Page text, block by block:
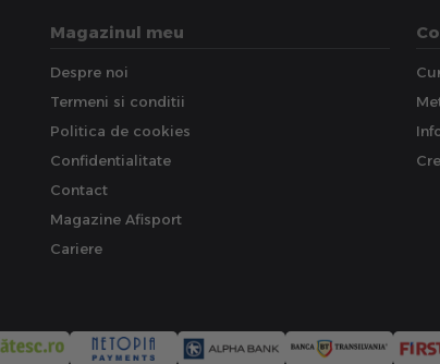
Magazinul meu
Despre noi
Termeni si conditii
Politica de cookies
Confidentialitate
Contact
Magazine Afisport
Cariere